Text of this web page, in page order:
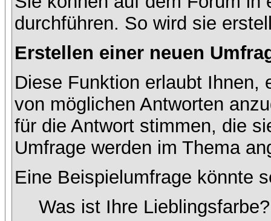
durchführen. So wird sie
Erstellen einer neuen
Diese Funktion erlaubt Ihnen,
von möglichen Antworten
für die Antwort stimmen, die
Umfrage werden im Thema
Eine Beispielumfrage könnte
Was ist Ihre Lieblingsfarbe?